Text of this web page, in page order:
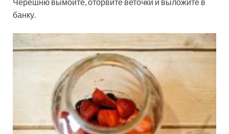
банку.